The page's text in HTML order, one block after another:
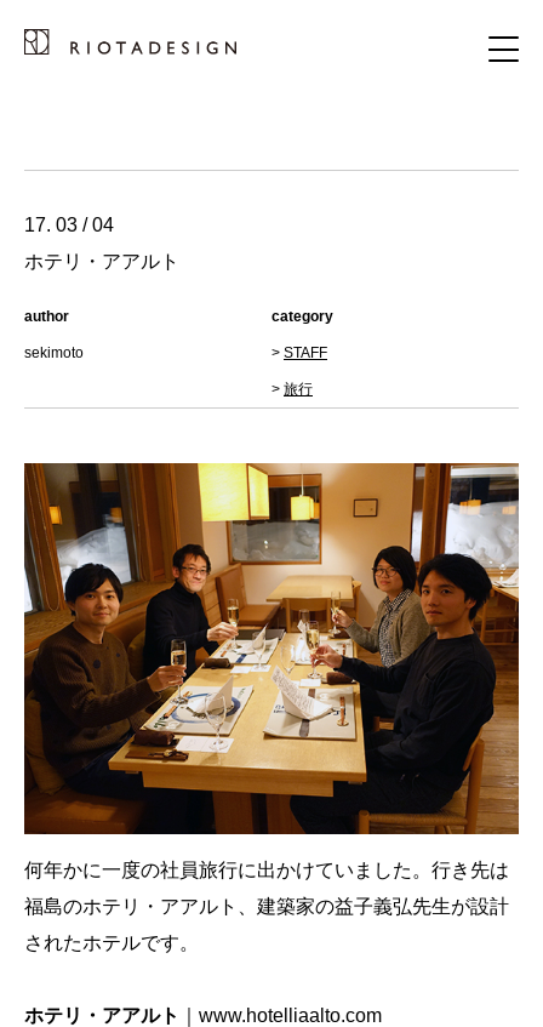
17. 03 / 04
ホテリ・アアルト
author
sekimoto
category
> STAFF
> 旅行
何年かに一度の社員旅行に出かけていました。行き先は
福島のホテリ・アアルト、建築家の益子義弘先生が設計
されたホテルです。
ホテリ・アアルト www.hotelliaalto.com